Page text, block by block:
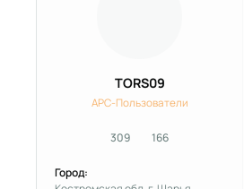
TORS09
APC-Пользователи
309сообщения
166Репутация
Город: